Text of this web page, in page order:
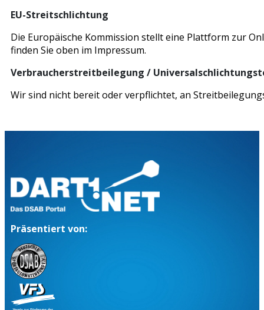
EU-Streitschlichtung
Die Europäische Kommission stellt eine Plattform zur
finden Sie oben im Impressum.
Verbraucherstreitbeilegung /
Wir sind nicht bereit oder verpflichtet, an
Präsentiert von: